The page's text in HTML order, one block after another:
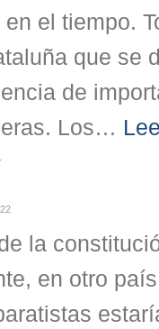
el tiempo.
que se
de
Los…
la
en otro